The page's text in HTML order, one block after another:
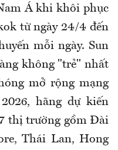
Á khi khôi phục
từ ngày 24/4 đến
mỗi ngày. Sun
không "trẻ" nhất
mở rộng mạng
hãng dự kiến
thị trường gồm Đài
Thái Lan, Hong